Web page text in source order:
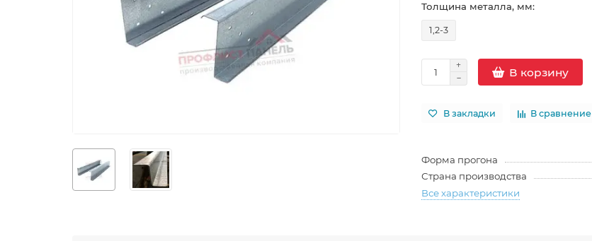
Толщина металла, мм:
1,2-3
В корзину
В закладки В сравнение
Форма прогона
Страна производства
Все характеристики